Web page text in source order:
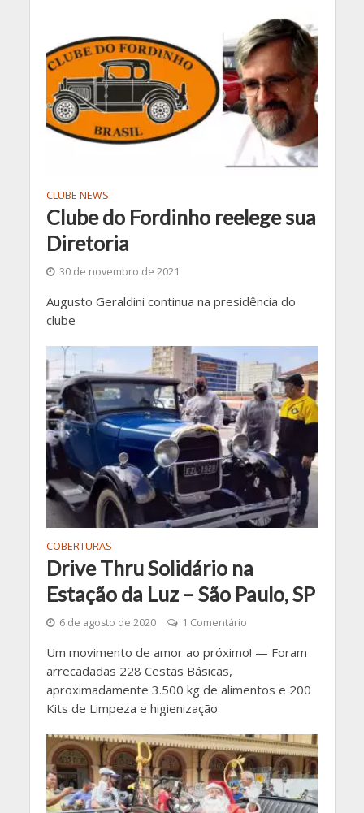
CLUBE NEWS
Clube do Fordinho reelege sua
Diretoria
30 de novembro de 2021
Augusto Geraldini continua na presidência do
clube
COBERTURAS
Drive Thru Solidário na
Estação da Luz – São Paulo, SP
6 de agosto de 2020 1 Comentário
Um movimento de amor ao próximo! — Foram
arrecadadas 228 Cestas Básicas,
aproximadamente 3.500 kg de alimentos e 200
Kits de Limpeza e higienização